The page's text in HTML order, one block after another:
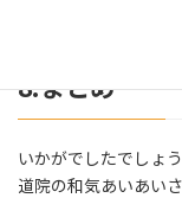
8.まとめ
いかがでしたでしょ
道院の和気あいあい